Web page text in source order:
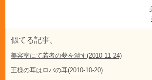
似てる記事。
美容室にて若者の夢を潰す(2010-11-24)
王様の耳はロバの耳(2010-10-20)